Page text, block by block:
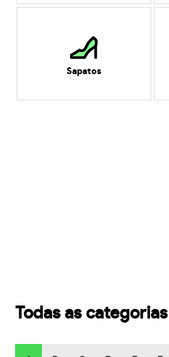
Sapatos
Todas as categorias